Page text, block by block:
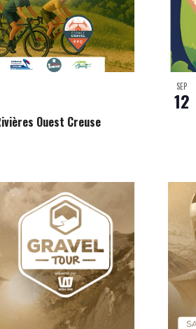
Ouest Creuse
SEP
12